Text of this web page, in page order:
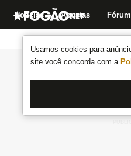
Usamos cookies para
site você concorda com a
Notícias Apostas Fórum